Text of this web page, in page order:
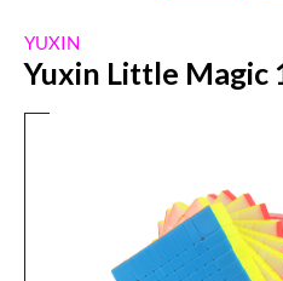
YUXIN
Yuxin Little Magic